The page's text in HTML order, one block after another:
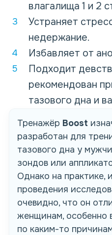
влагалища 1 и 2
Устраняет
недержание.
Избавляет от
Подходит
рекомендован
тазового дна и
Тренажёр Boost
разработан для
тазового дна у
зондов или
Однако на практике,
проведения
очевидно, что он
женщинам, особенно
по каким-то